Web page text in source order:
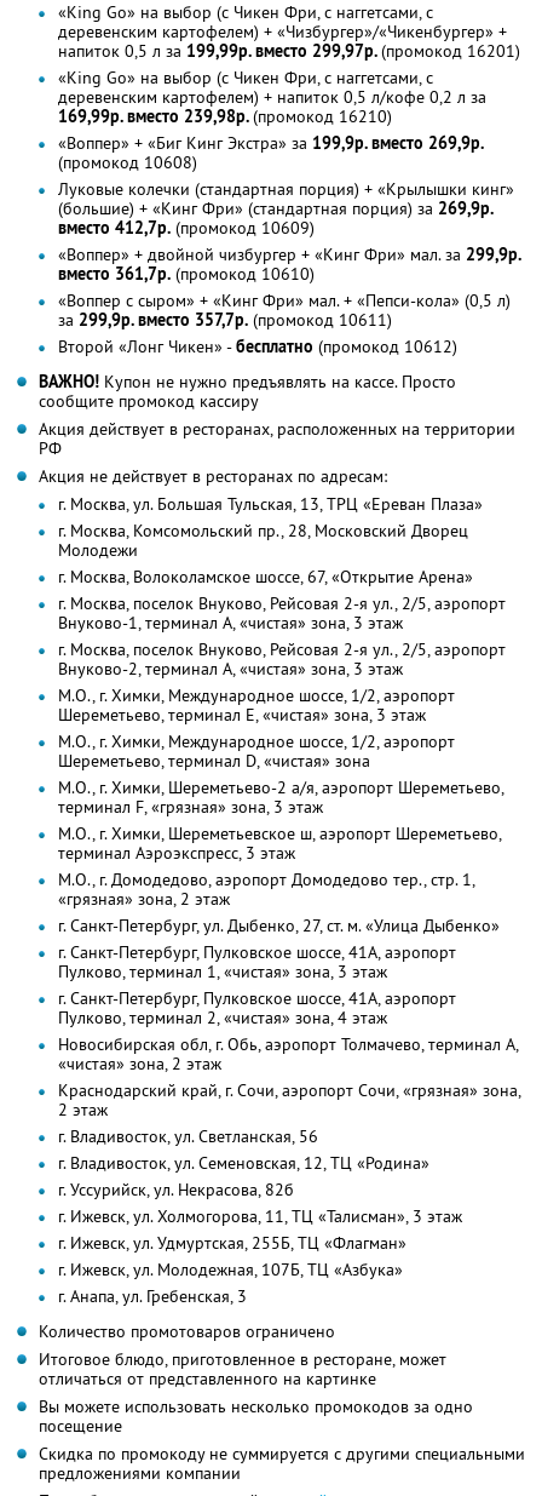
«King Go» на выбор (с Чикен Фри, с наггетсами, с
деревенским картофелем) + «Чизбургер»/«Чикенбургер» +
напиток 0,5 л за 199,99р. вместо 299,97р.(промокод 16201)
«King Go» на выбор (с Чикен Фри, с наггетсами, с
деревенским картофелем) + напиток 0,5 л/кофе 0,2 л за
169,99р. вместо 239,98р.(промокод 16210)
«Воппер» + «Биг Кинг Экстра» за 199,9р. вместо 269,9р.
(промокод 10608)
Луковые колечки (стандартная порция) + «Крылышки кинг»
(большие) + «Кинг Фри» (стандартная порция) за 269,9р.
вместо 412,7р. (промокод 10609)
«Воппер» + двойной чизбургер + «Кинг Фри» мал. за 299,9р.
вместо 361,7р. (промокод 10610)
«Воппер с сыром» + «Кинг Фри» мал. + «Пепси-кола» (0,5 л)
за 299,9р. вместо 357,7р. (промокод 10611)
Второй «Лонг Чикен» -бесплатно (промокод 10612)
ВАЖНО! Купон не нужно предъявлять на кассе. Просто
сообщите промокод кассиру
Акция действует в ресторанах, расположенных на территории
РФ
Акция не действует в ресторанах по адресам:
г. Москва, ул. Большая Тульская, 13, ТРЦ «Ереван Плаза»
г. Москва, Комсомольский пр., 28, Московский Дворец
Молодежи
г. Москва, Волоколамское шоссе, 67, «Открытие Арена»
г. Москва, поселок Внуково, Рейсовая 2-я ул., 2/5, аэропорт
Внуково-1, терминал A, «чистая» зона, 3 этаж
г. Москва, поселок Внуково, Рейсовая 2-я ул., 2/5, аэропорт
Внуково-2, терминал A, «чистая» зона, 3 этаж
М.О., г. Химки, Международное шоссе, 1/2, аэропорт
Шереметьево, терминал E, «чистая» зона, 3 этаж
М.О., г. Химки, Международное шоссе, 1/2, аэропорт
Шереметьево, терминал D, «чистая» зона
М.О., г. Химки, Шереметьево-2 а/я, аэропорт Шереметьево,
терминал F, «грязная» зона, 3 этаж
М.О., г. Химки, Шереметьевское ш, аэропорт Шереметьево,
терминал Аэроэкспресс, 3 этаж
М.О., г. Домодедово, аэропорт Домодедово тер., стр. 1,
«грязная» зона, 2 этаж
г. Санкт-Петербург, ул. Дыбенко, 27, ст. м. «Улица Дыбенко»
г. Санкт-Петербург, Пулковское шоссе, 41А, аэропорт
Пулково, терминал 1, «чистая» зона, 3 этаж
г. Санкт-Петербург, Пулковское шоссе, 41А, аэропорт
Пулково, терминал 2, «чистая» зона, 4 этаж
Новосибирская обл, г. Обь, аэропорт Толмачево, терминал А,
«чистая» зона, 2 этаж
Краснодарский край, г. Сочи, аэропорт Сочи, «грязная» зона,
2 этаж
г. Владивосток, ул. Светланская, 56
г. Владивосток, ул. Семеновская, 12, ТЦ «Родина»
г. Уссурийск, ул. Некрасова, 82б
г. Ижевск, ул. Холмогорова, 11, ТЦ «Талисман», 3 этаж
г. Ижевск, ул. Удмуртская, 255Б, ТЦ «Флагман»
г. Ижевск, ул. Молодежная, 107Б, ТЦ «Азбука»
г. Анапа, ул. Гребенская, 3
Количество промотоваров ограничено
Итоговое блюдо, приготовленное в ресторане, может
отличаться от представленного на картинке
Вы можете использовать несколько промокодов за одно
посещение
Скидка по промокоду не суммируется с другими специальными
предложениями компании